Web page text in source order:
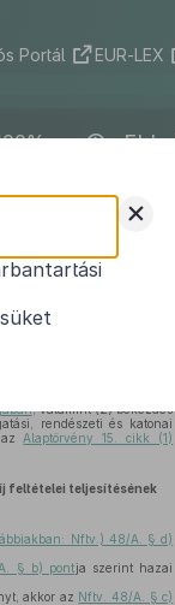
Portál EUR-LEX
ELI
, valamint (2) bekezdés
rendészeti és katonai
Alaptörvény 15. cikk (1)
feltételei teljesítésének
Nftv.) 48/A. § d)
§ b) pontja szerint hazai
akkor az Nftv. 48/A. § c)
+